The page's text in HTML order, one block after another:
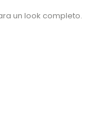
un look completo.